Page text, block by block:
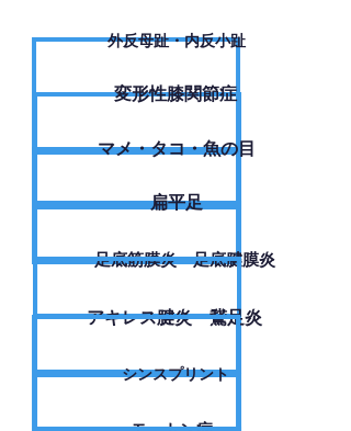
外反母趾・内反小趾
変形性膝関節症
​マメ・タコ・魚の目
扁平足
足底筋膜炎・足底腱膜炎
アキレス腱炎・鵞足炎
シンスプリント